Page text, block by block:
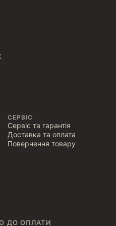
СЕРВІС
Сервіс та гарантія
Доставка та оплата
Повернення товару
ДО ОПЛАТИ